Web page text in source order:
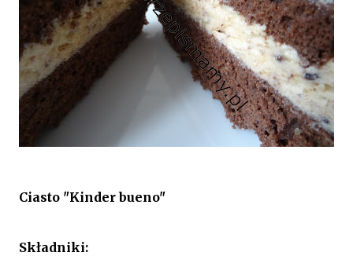
Ciasto "Kinder bueno"
Składniki: